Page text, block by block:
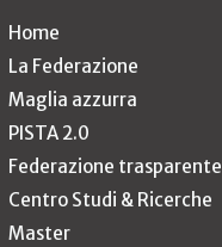
Home
La Federazione
Maglia azzurra
PISTA 2.0
Federazione trasparente
Centro Studi & Ricerche
Master